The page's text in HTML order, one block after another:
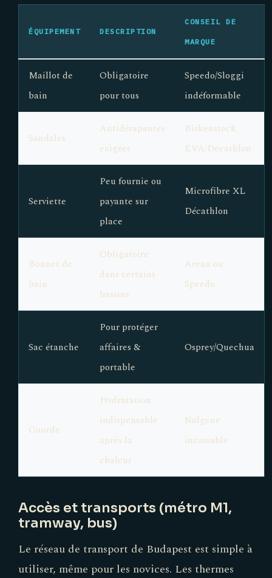
ÉQUIPEMENT DESCRIPTION
CONSEIL DE
MARQUE
Maillot de
bain
Obligatoire
pour tous
Speedo/Sloggi
indéformable
Sandales
Antidérapantes
exigées
Birkenstock
EVA/Decathlon
Serviette
Peu fournie ou
payante sur
place
Microfibre XL
Décathlon
Bonnet de
bain
Obligatoire
dans certains
bassins
Arena ou
Speedo
Sac étanche
Pour protéger
affaires &
portable
Osprey/Quechua
Gourde
Hydratation
indispensable
après la
chaleur
Nalgene
incassable
Accès et transports (métro M1,
tramway, bus)
Le réseau de transport de Budapest est simple à
utiliser, même pour les novices. Les thermes